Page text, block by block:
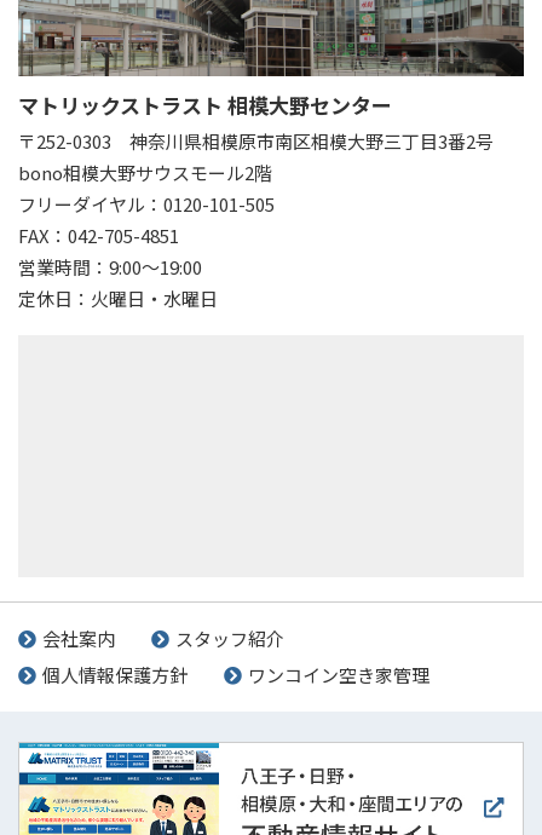
マトリックストラスト 相模大野センター
〒252-0303 神奈川県相模原市南区相模大野三丁目3番2号
bono相模大野サウスモール2階
フリーダイヤル：0120-101-505
FAX：042-705-4851
営業時間：9:00～19:00
定休日：火曜日・水曜日
会社案内
スタッフ紹介
個人情報保護方針
ワンコイン空き家管理